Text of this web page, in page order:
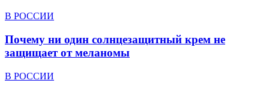
В РОССИИ
Почему ни один солнцезащитный крем не
защищает от меланомы
В РОССИИ